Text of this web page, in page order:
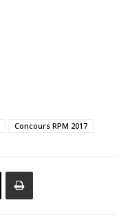
Concours RPM 2017